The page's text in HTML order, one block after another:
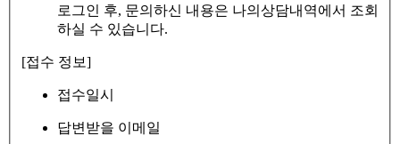
로그인 후, 문의하신 내용은 나의상담내역에서 조회
하실 수 있습니다.
[접수 정보]
접수일시
답변받을 이메일